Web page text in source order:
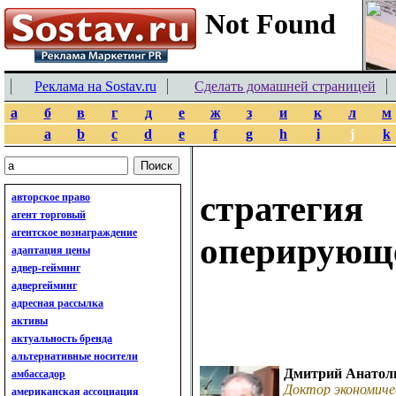
Реклама на Sostav.ru
Сделать домашней страницей
а
б в г д е ж з и к л
м
a
b c d e f g h i j k
авторское право
агент торговый
агентское вознаграждение
адаптация цены
адвер-гейминг
адвергейминг
адресная рассылка
активы
актуальность бренда
альтернативные носители
амбассадор
американская ассоциация
Дмитрий
Доктор